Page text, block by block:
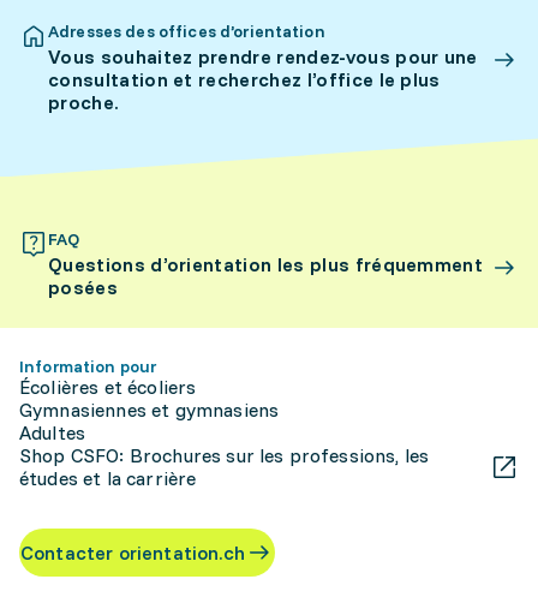
Adresses des offices d’orientation
Vous souhaitez prendre rendez-vous pour une
consultation et recherchez l’office le plus
proche.
FAQ
Questions d’orientation les plus fréquemment
posées
Information pour
Écolières et écoliers
Gymnasiennes et gymnasiens
Adultes
Shop CSFO: Brochures sur les professions, les
études et la carrière
Contacter orientation.ch